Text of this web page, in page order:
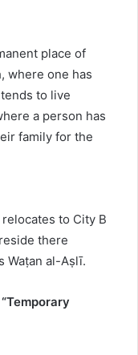
place of
where one has
to live
a person has
family for the
to City B
there
Waṭan al-Aṣlī.
“Temporary